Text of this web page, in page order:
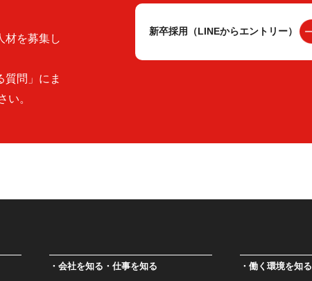
材を募集し
質問」にま
い。
新卒採用（LINEからエントリー）
会社を知る・仕事を知る 働く環境を知る